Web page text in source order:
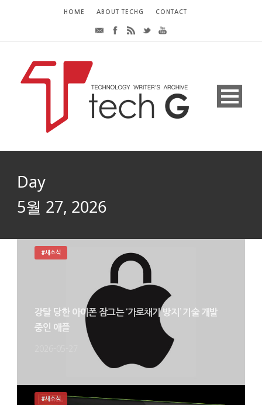
HOME ABOUT TECHG CONTACT
Day
5월 27, 2026
강탈 당한 아이폰 잠그는 ‘가로채기 방지’ 기술 개발
중인 애플
#새소식
#새소식